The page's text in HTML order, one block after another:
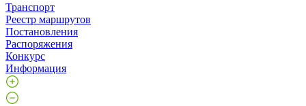
Транспорт
Реестр маршрутов
Постановления
Распоряжения
Конкурс
Информация